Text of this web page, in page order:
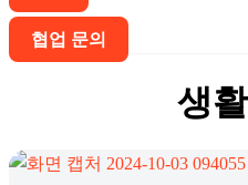
협업 문의
생